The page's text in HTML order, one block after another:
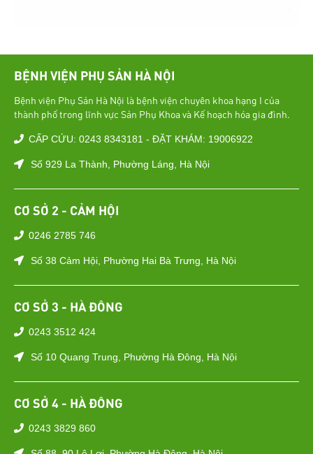
BỆNH VIỆN PHỤ SẢN HÀ NỘI
Bệnh viện Phụ Sản Hà Nội là bệnh viện chuyên khoa hạng I của
thành phố trong lĩnh vực Sản Phụ Khoa và Kế hoạch hóa gia đình.
CẤP CỨU: 0243 8343181 - ĐẶT KHÁM: 19006922
Số 929 La Thành, Phường Láng, Hà Nội
CƠ SỞ 2 - CẢM HỘI
0246 2785 746
Số 38 Cảm Hội, Phường Hai Bà Trưng, Hà Nội
CƠ SỞ 3 - HÀ ĐÔNG
0243 3512 424
Số 10 Quang Trung, Phường Hà Đông, Hà Nội
CƠ SỞ 4 - HÀ ĐÔNG
0243 3829 860